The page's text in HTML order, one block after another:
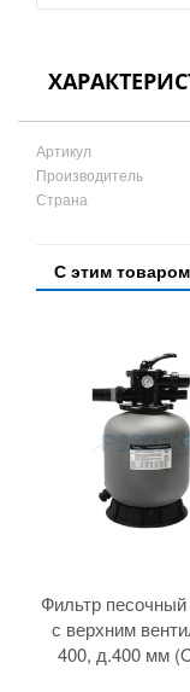
Артикул
Производитель
Страна
С этим
Фильтр
с верхним
400, д.400 мм